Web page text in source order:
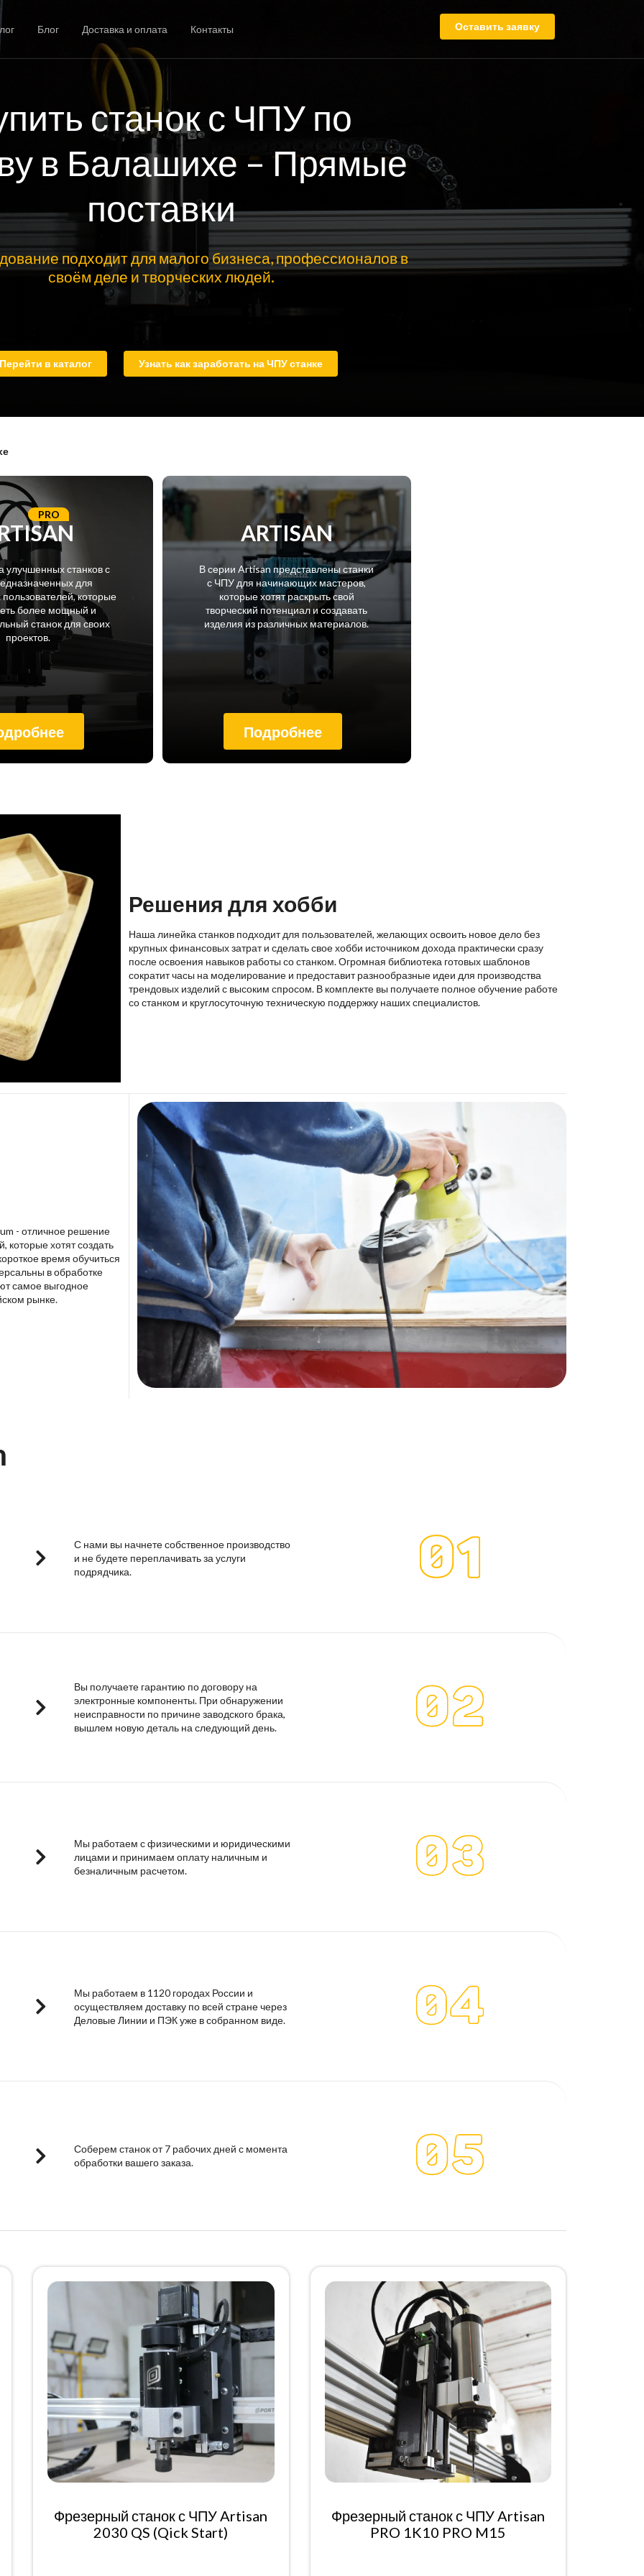
Блог Доставка и оплата Контакты Оставить заявку
станок с ЧПУ по
в Балашихе – Прямые
поставки
подходит для малого бизнеса, профессионалов в
своём деле и творческих людей.
Перейти в каталог Узнать как заработать на ЧПУ станке
PRO
улучшенных станков с
для
которые
более мощный и
станок для своих
проектов.
ARTISAN
В серии Artisan представлены станки
с ЧПУ для начинающих мастеров,
которые хотят раскрыть свой
творческий потенциал и создавать
изделия из различных материалов.
Подробнее
Решения для хобби
Наша линейка станков подходит для пользователей, желающих освоить новое дело без
крупных финансовых затрат и сделать свое хобби источником дохода практически сразу
после освоения навыков работы со станком. Огромная библиотека готовых шаблонов
сократит часы на моделирование и предоставит разнообразные идеи для производства
трендовых изделий с высоким спросом. В комплекте вы получаете полное обучение работе
со станком и круглосуточную техническую поддержку наших специалистов.
- отличное решение
хотят создать
время обучиться
в обработке
самое выгодное
рынке.
С нами вы начнете собственное производство
и не будете переплачивать за услуги
подрядчика.
Вы получаете гарантию по договору на
электронные компоненты. При обнаружении
неисправности по причине заводского брака,
вышлем новую деталь на следующий день.
Мы работаем с физическими и юридическими
лицами и принимаем оплату наличным и
безналичным расчетом.
Мы работаем в 1120 городах России и
осуществляем доставку по всей стране через
Деловые Линии и ПЭК уже в собранном виде.
Соберем станок от 7 рабочих дней с момента
обработки вашего заказа.
Фрезерный станок с ЧПУ Artisan
2030 QS (Qick Start)
Фрезерный станок с ЧПУ Artisan
PRO 1K10 PRO M15